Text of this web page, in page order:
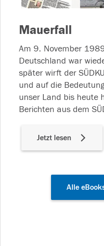
Mauerfall
Am 9. November
Deutschland war
später wirft der
und auf die
unser Land bis heute
Berichten aus dem
Jetzt lesen
Alle